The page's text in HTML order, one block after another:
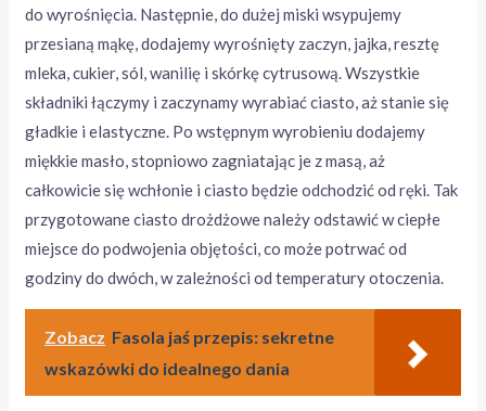
do wyrośnięcia. Następnie, do dużej miski wsypujemy
przesianą mąkę, dodajemy wyrośnięty zaczyn, jajka, resztę
mleka, cukier, sól, wanilię i skórkę cytrusową. Wszystkie
składniki łączymy i zaczynamy wyrabiać ciasto, aż stanie się
gładkie i elastyczne. Po wstępnym wyrobieniu dodajemy
miękkie masło, stopniowo zagniatając je z masą, aż
całkowicie się wchłonie i ciasto będzie odchodzić od ręki. Tak
przygotowane ciasto drożdżowe należy odstawić w ciepłe
miejsce do podwojenia objętości, co może potrwać od
godziny do dwóch, w zależności od temperatury otoczenia.
Zobacz Fasola jaś przepis: sekretne
wskazówki do idealnego dania